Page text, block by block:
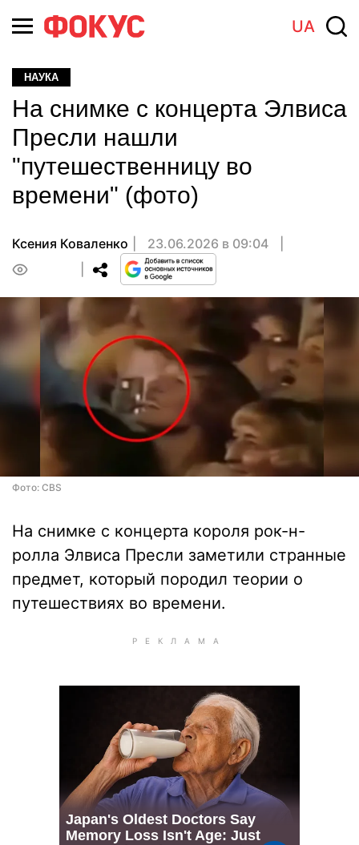
UA
НАУКА
На снимке с концерта Элвиса
Пресли нашли
"путешественницу во
времени" (фото)
Ксения Коваленко
23.06.2026 в 09:04
Фото: CBS
На снимке с концерта короля рок-н-
ролла Элвиса Пресли заметили странные
предмет, который породил теории о
путешествиях во времени.